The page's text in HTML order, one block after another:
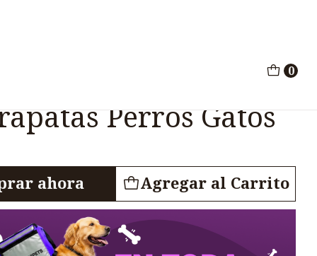
0
Perros Gatos
Agregar al Carrito
ahora